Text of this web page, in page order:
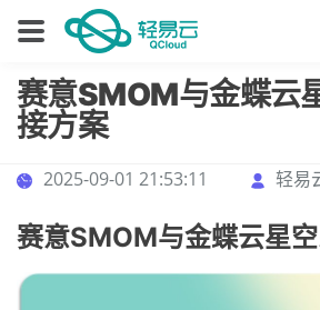
赛意SMOM与金蝶云
接方案
2025-09-01 21:53:11 轻易
赛意SMOM与金蝶云星